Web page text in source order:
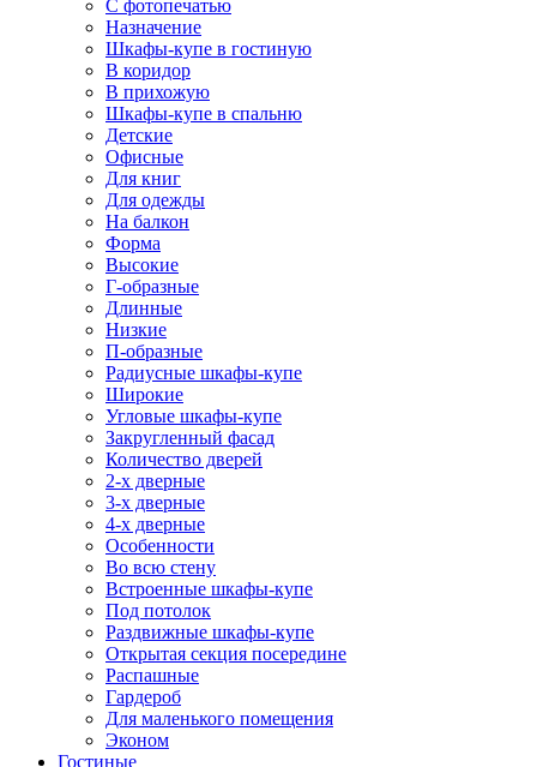
С фотопечатью
Назначение
Шкафы-купе в гостиную
В коридор
В прихожую
Шкафы-купе в спальню
Детские
Офисные
Для книг
Для одежды
На балкон
Форма
Высокие
Г-образные
Длинные
Низкие
П-образные
Радиусные шкафы-купе
Широкие
Угловые шкафы-купе
Закругленный фасад
Количество дверей
2-х дверные
3-х дверные
4-х дверные
Особенности
Во всю стену
Встроенные шкафы-купе
Под потолок
Раздвижные шкафы-купе
Открытая секция посередине
Распашные
Гардероб
Для маленького помещения
Эконом
Гостиные